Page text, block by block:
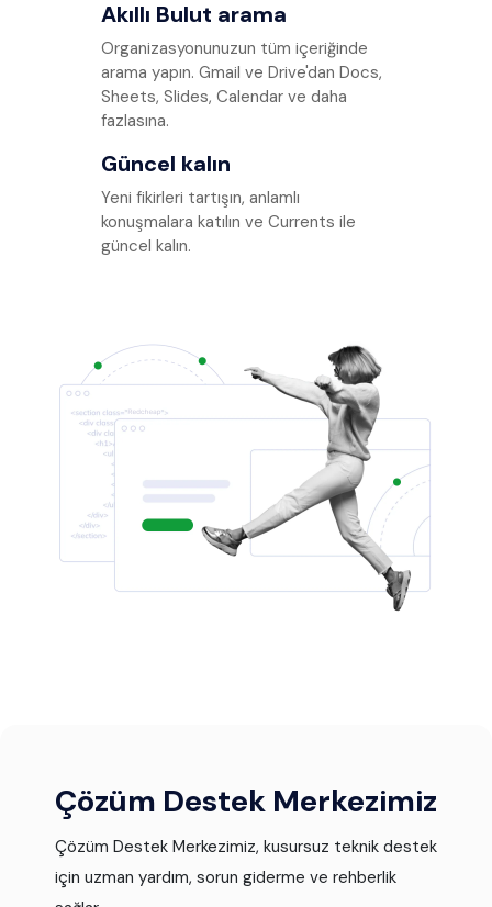
Akıllı Bulut arama
Organizasyonunuzun tüm içeriğinde
arama yapın. Gmail ve Drive'dan Docs,
Sheets, Slides, Calendar ve daha
fazlasına.
Güncel kalın
Yeni fikirleri tartışın, anlamlı
konuşmalara katılın ve Currents ile
güncel kalın.
Çözüm Destek Merkezimiz
Çözüm Destek Merkezimiz, kusursuz teknik destek
için uzman yardım, sorun giderme ve rehberlik